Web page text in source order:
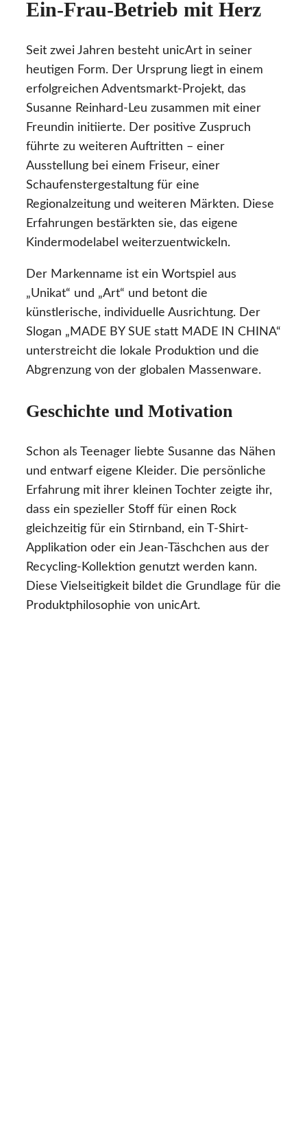
Ein-Frau-Betrieb mit Herz
Seit zwei Jahren besteht unicArt in seiner
heutigen Form. Der Ursprung liegt in einem
erfolgreichen Adventsmarkt-Projekt, das
Susanne Reinhard-Leu zusammen mit einer
Freundin initiierte. Der positive Zuspruch
führte zu weiteren Auftritten – einer
Ausstellung bei einem Friseur, einer
Schaufenstergestaltung für eine
Regionalzeitung und weiteren Märkten. Diese
Erfahrungen bestärkten sie, das eigene
Kindermodelabel weiterzuentwickeln.
Der Markenname ist ein Wortspiel aus
„Unikat“ und „Art“ und betont die
künstlerische, individuelle Ausrichtung. Der
Slogan „MADE BY SUE statt MADE IN CHINA“
unterstreicht die lokale Produktion und die
Abgrenzung von der globalen Massenware.
Geschichte und Motivation
Schon als Teenager liebte Susanne das Nähen
und entwarf eigene Kleider. Die persönliche
Erfahrung mit ihrer kleinen Tochter zeigte ihr,
dass ein spezieller Stoff für einen Rock
gleichzeitig für ein Stirnband, ein T-Shirt-
Applikation oder ein Jean-Täschchen aus der
Recycling-Kollektion genutzt werden kann.
Diese Vielseitigkeit bildet die Grundlage für die
Produktphilosophie von unicArt.